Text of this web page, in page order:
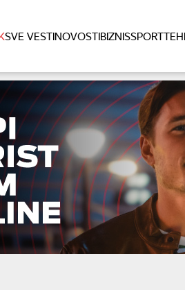
SVE VESTINOVOSTIBIZNISSPORT